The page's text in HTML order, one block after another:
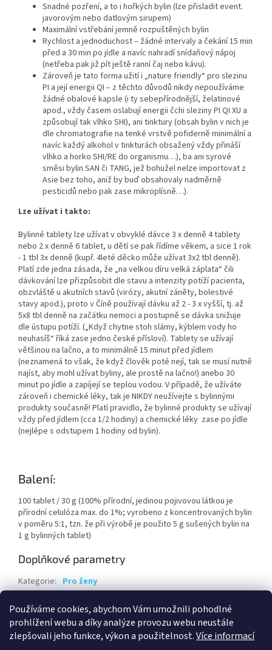
Používáme cookies, abychom Vám umožnili pohodlné
prohlížení webu a díky analýze provozu webu neustále
zlepšovali jeho funkce, výkon a použitelnost.Více informací
Snadné pozření, a to i hořkých bylin (lze přisladit event.
javorovým nebo datlovým sirupem)
Maximální vstřebání jemně rozpuštěných bylin
Rychlost a jednoduchost – žádné intervaly a čekání 15 min
před a 30 min po jídle a navíc nahradí snídaňový nápoj
(netřeba pak již pít ještě ranní čaj nebo kávu).
Zároveň je tato forma užití i „nature friendly“ pro slezinu
PI a její energii QI – z těchto důvodů nikdy nepoužíváme
žádné obalové kapsle (i ty sebepřírodnější, želatinové
apod., vždy časem oslabují energii čchi sleziny PI QI XU a
způsobují tak vlhko SHI), ani tinktury (obsah bylin v nich je
dle chromatografie na tenké vrstvě pofiderně minimální a
navíc každý alkohol v tinkturách obsažený vždy přináší
vlhko a horko SHI/RE do organismu…), ba ani syrové
směsi bylin SAN či TANG, jež bohužel nelze importovat z
Asie bez toho, aniž by buď obsahovaly nadměrně
pesticidů nebo pak zase mikroplísně…).
Lze užívat i takto:
Bylinné tablety lze užívat v obvyklé dávce 3 x denně 4 tablety
nebo 2 x denně 6 tablet, u dětí se pak řídíme věkem, a sice 1 rok
- 1 tbl 3x denně (kupř. 4leté děcko může užívat 3x2 tbl denně).
Platí zde jedna zásada, že „na velkou díru velká záplata“ čili
dávkování lze přizpůsobit dle stavu a intenzity potíží pacienta,
obzvláště u akutních stavů (virózy, akutní záněty, bolestivé
stavy apod.), proto v Číně používají dávku až 2 - 3 x vyšší, tj. až
5x8 tbl denně na začátku nemoci a postupně se dávka snižuje
dle ústupu potíží. („Když chytne stoh slámy, kýblem vody ho
neuhasíš“ říká zase jedno české přísloví). Tablety se užívají
většinou na lačno, a to minimálně 15 minut před jídlem
(neznamená to však, že když člověk poté nejí, tak se musí nutně
najíst, aby mohl užívat byliny, ale prostě na lačno!) anebo 30
minut po jídle a zapíjejí se teplou vodou. V případě, že užíváte
zároveň i chemické léky, tak je NIKDY neužívejte s bylinnými
produkty současně! Platí pravidlo, že bylinné produkty se užívají
vždy před jídlem (cca 1/2 hodiny) a chemické léky zase po jídle
(nejlépe s odstupem 1 hodiny od bylin).
Balení:
100 tablet / 30 g (100% přírodní, jedinou pojivovou látkou je
přírodní celulóza max. do 1%; vyrobeno z koncentrovaných bylin
v poměru 5:1, tzn. že při výrobě je použito 5 g sušených bylin na
1 g bylinných tablet)
Doplňkové parametry
Kategorie: Pro ženy
EAN: 8594064350604